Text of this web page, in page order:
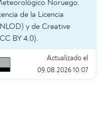
Noruego.
de la Licencia
y de Creative
BY 4.0).
Actualizado el
09.08.2026 10:07